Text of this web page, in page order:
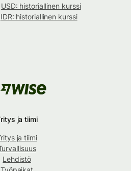
USD: historiallinen kurssi
IDR: historiallinen kurssi
ja tiimi
ja tiimi
Lehdistö